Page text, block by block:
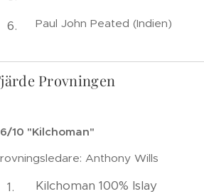
Paul John Peated
Provningen
10 "Kilchoman"
Anthony Wills
Kilchoman 100%